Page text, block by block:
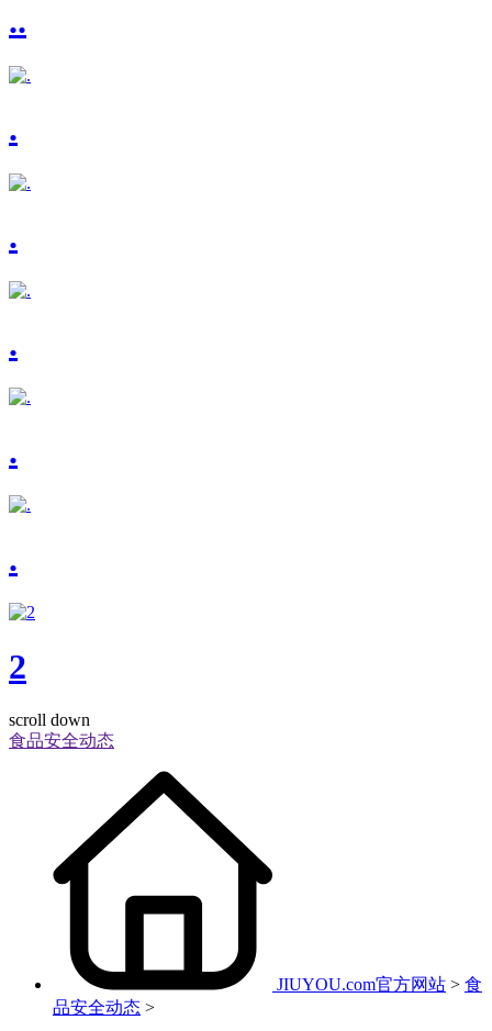
..
.
.
.
.
.
2
scroll down
食品安全动态
JIUYOU.com官方网站 > 食
品安全动态 >